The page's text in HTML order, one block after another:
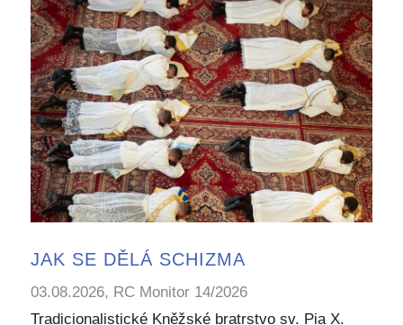
JAK SE DĚLÁ SCHIZMA
03.08.2026, RC Monitor 14/2026
Tradicionalistické Kněžské bratrstvo sv. Pia X.